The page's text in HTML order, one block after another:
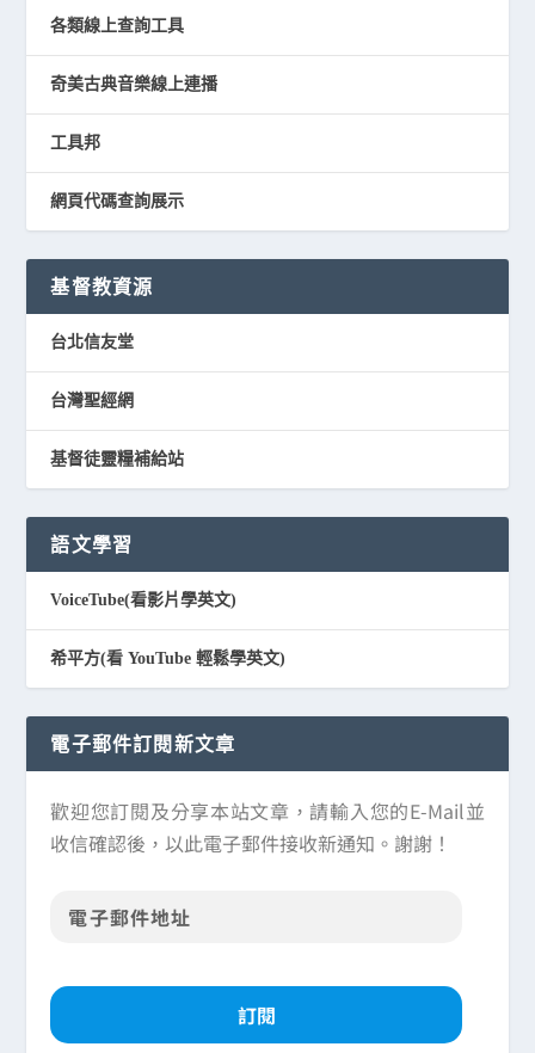
各類線上查詢工具
奇美古典音樂線上連播
工具邦
網頁代碼查詢展示
基督教資源
台北信友堂
台灣聖經網
基督徒靈糧補給站
語文學習
VoiceTube(看影片學英文)
希平方(看 YouTube 輕鬆學英文)
電子郵件訂閱新文章
歡迎您訂閱及分享本站文章，請輸入您的E-Mail並
收信確認後，以此電子郵件接收新通知。謝謝！
訂閱